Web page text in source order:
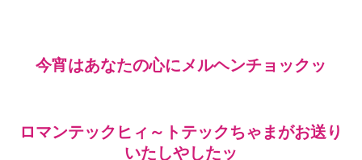
今宵はあなたの心にメルヘンチョックッ
ロマンテックヒィ～トテックちゃまがお送り
いたしやしたッ